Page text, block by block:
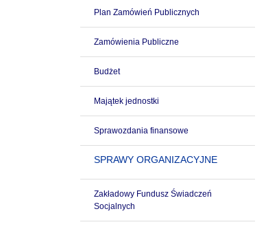
Plan Zamówień Publicznych
Zamówienia Publiczne
Budżet
Majątek jednostki
Sprawozdania finansowe
SPRAWY ORGANIZACYJNE
Zakładowy Fundusz Świadczeń
Socjalnych